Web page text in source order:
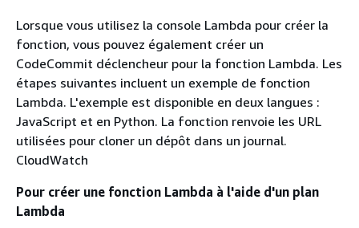
Lorsque vous utilisez la console Lambda pour créer la
fonction, vous pouvez également créer un
CodeCommit déclencheur pour la fonction Lambda. Les
étapes suivantes incluent un exemple de fonction
Lambda. L'exemple est disponible en deux langues :
JavaScript et en Python. La fonction renvoie les URL
utilisées pour cloner un dépôt dans un journal.
CloudWatch
Pour créer une fonction Lambda à l'aide d'un plan
Lambda